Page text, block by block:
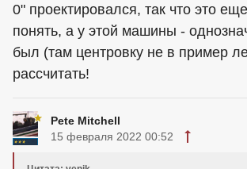
0" проектировался, так что это
понять, а у этой машины -
был (там центровку не в пример
рассчитать!
Pete Mitchell
15 февраля 2022 00:52